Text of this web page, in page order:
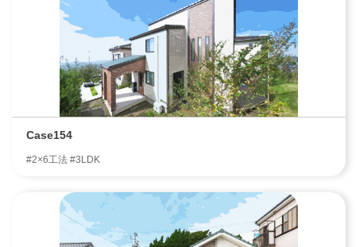
Case154
#2×6工法 #3LDK